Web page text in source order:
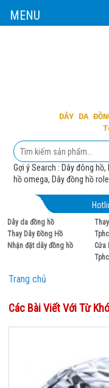
DÂY DA
Gợi ý Search : Dây đông
hồ omega, Dây đồng hồ
Dây da đồng hồ
Thay Dây Đồng Hồ
Nhận đặt dây đồng hồ
Cửa
Trang chủ
Các Bài Viết Với Từ
MENU